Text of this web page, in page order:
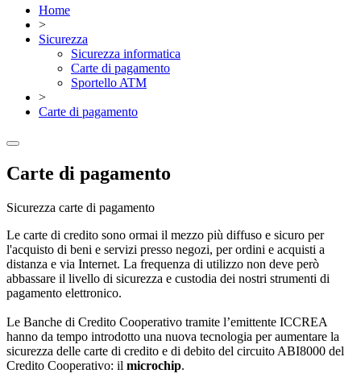
Home
>
Sicurezza
Sicurezza informatica
Carte di pagamento
Sportello ATM
>
Carte di pagamento
Carte di pagamento
Sicurezza carte di pagamento
Le carte di credito sono ormai il mezzo più diffuso e sicuro per
l'acquisto di beni e servizi presso negozi, per ordini e acquisti a
distanza e via Internet. La frequenza di utilizzo non deve però
abbassare il livello di sicurezza e custodia dei nostri strumenti di
pagamento elettronico.
Le Banche di Credito Cooperativo tramite l’emittente ICCREA
hanno da tempo introdotto una nuova tecnologia per aumentare la
sicurezza delle carte di credito e di debito del circuito ABI8000 del
Credito Cooperativo: il microchip.